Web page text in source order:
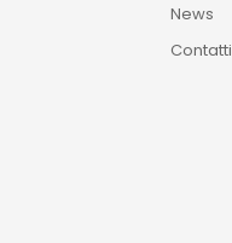
News
Contatti